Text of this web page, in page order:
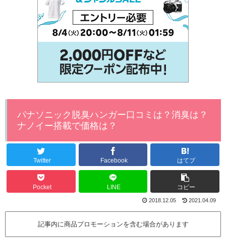
パナソニック脱臭ハンガー口コミは？消臭は？
ナノイー搭載で価格は？
Twitter Facebook はてブ
Pocket LINE コピー
2018.12.05 2021.04.09
記事内に商品プロモーションを含む場合があります